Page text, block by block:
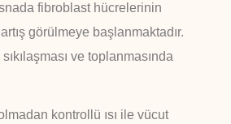
fibroblast hücrelerinin
görülmeye başlanmaktadır.
ve toplanmasında
kontrollü ısı ile vücut